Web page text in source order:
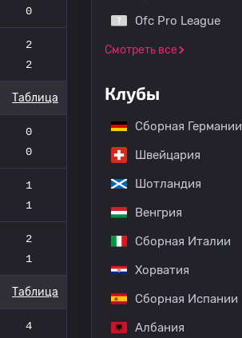
0
2
2
Таблица
0
0
1
1
2
1
Таблица
4
Ofc Pro League
Смотреть все
Клубы
Сборная Германии
Швейцария
Шотландия
Венгрия
Сборная Италии
Хорватия
Сборная Испании
Албания